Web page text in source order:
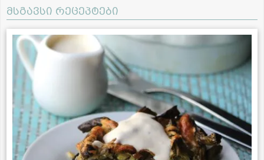
მსგავსი რეცეპტები